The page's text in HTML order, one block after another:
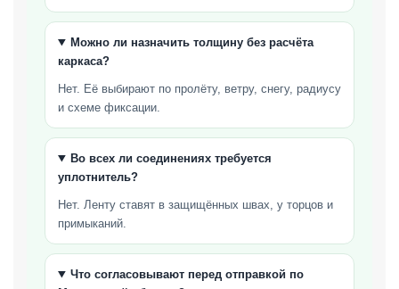
Можно ли назначить толщину без расчёта
каркаса?
Нет. Её выбирают по пролёту, ветру, снегу, радиусу
и схеме фиксации.
Во всех ли соединениях требуется
уплотнитель?
Нет. Ленту ставят в защищённых швах, у торцов и
примыканий.
Что согласовывают перед отправкой по